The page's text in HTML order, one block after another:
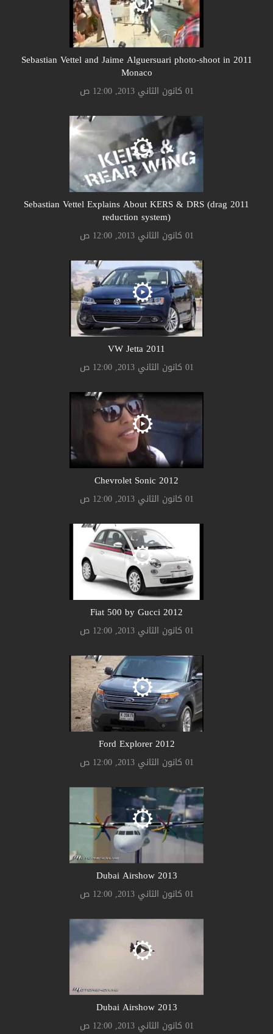
2011 Sebastian Vettel and Jaime Alguersuari photo-shoot in
Monaco
01 كانون الثاني 2013, 12:00 ص
2011 Sebastian Vettel Explains About KERS & DRS (drag
reduction system)
01 كانون الثاني 2013, 12:00 ص
2011 VW Jetta
01 كانون الثاني 2013, 12:00 ص
2012 Chevrolet Sonic
01 كانون الثاني 2013, 12:00 ص
2012 Fiat 500 by Gucci
01 كانون الثاني 2013, 12:00 ص
2012 Ford Explorer
01 كانون الثاني 2013, 12:00 ص
2013 Dubai Airshow
01 كانون الثاني 2013, 12:00 ص
2013 Dubai Airshow
01 كانون الثاني 2013, 12:00 ص